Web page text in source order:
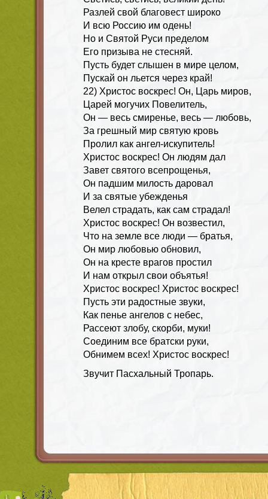
Разлей свой благовест широко
И всю Россию им одень!
Но и Святой Руси пределом
Его призыва не стесняй.
Пусть будет слышен в мире целом,
Пускай он льется через край!
22) Христос воскрес! Он, Царь миров,
Царей могучих Повелитель,
Он — весь смиренье, весь — любовь,
За грешный мир святую кровь
Пролил как ангел-искупитель!
Христос воскрес! Он людям дал
Завет святого всепрощенья,
Он падшим милость даровал
И за святые убежденья
Велел страдать, как сам страдал!
Христос воскрес! Он возвестил,
Что на земле все люди — братья,
Он мир любовью обновил,
Он на кресте врагов простил
И нам открыл свои объятья!
Христос воскрес! Христос воскрес!
Пусть эти радостные звуки,
Как пенье ангелов с небес,
Рассеют злобу, скорби, муки!
Соединим все братски руки,
Обнимем всех! Христос воскрес!
Звучит Пасхальный Тропарь.